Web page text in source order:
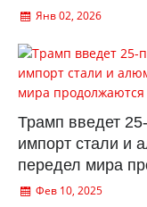
Янв 02, 2026
Трамп введет
импорт стали и
передел мира
Фев 10, 2025